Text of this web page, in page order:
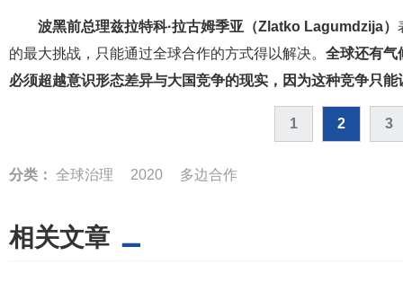
波黑前总理兹拉特科·拉古姆季亚（Zlatko Lagumdzija）
的最大挑战，只能通过全球合作的方式得以解决。 全球还有气
必须超越意识形态差异与大国竞争的现实，因为这种竞争只
1 2 3
分类： 全球治理 2020 多边合作
相关文章